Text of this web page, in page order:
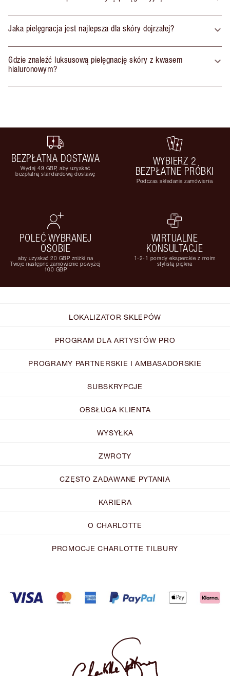
Jaka pielęgnacja jest najlepsza dla skóry dojrzałej?
Gdzie znaleźć luksusową pielęgnację skóry z kwasem
hialuronowym?
BEZPŁATNA DOSTAWA
Wydaj 49 GBP, aby uzyskać
bezpłatną standardową dostawę
WYBIERZ 2
BEZPŁATNE PRÓBKI
Podczas składania zamówienia
POLEĆ WYBRANEJ
OSOBIE
aby uzyskać 20 GBP zniżki na
Twoje następne zamówienie powyżej
100 GBP
WIRTUALNE
KONSULTACJE
1-2-1 porady eksperckie z moim
stylistą piękna
LOKALIZATOR SKLEPÓW
PROGRAM DLA ARTYSTÓW PRO
PROGRAMY PARTNERSKIE I AMBASADORSKIE
SUBSKRYPCJE
OBSŁUGA KLIENTA
WYSYŁKA
ZWROTY
CZĘSTO ZADAWANE PYTANIA
KARIERA
O CHARLOTTE
PROMOCJE CHARLOTTE TILBURY